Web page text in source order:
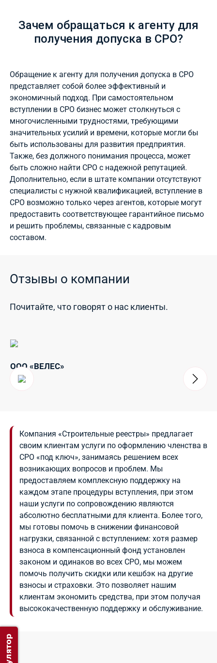
Зачем обращаться к агенту для
получения допуска в СРО?
Обращение к агенту для получения допуска в СРО
представляет собой более эффективный и
экономичный подход. При самостоятельном
вступлении в СРО бизнес может столкнуться с
многочисленными трудностями, требующими
значительных усилий и времени, которые могли бы
быть использованы для развития предприятия.
Также, без должного понимания процесса, может
быть сложно найти СРО с надежной репутацией.
Дополнительно, если в штате компании отсутствуют
специалисты с нужной квалификацией, вступление в
СРО возможно только через агентов, которые могут
предоставить соответствующее гарантийное письмо
и решить проблемы, связанные с кадровым
составом.
Отзывы о компании
Почитайте, что говорят о нас клиенты.
ООО «ВЕЛЕС»
Компания «Строительные реестры» предлагает
своим клиентам услуги по оформлению членства в
СРО «под ключ», занимаясь решением всех
возникающих вопросов и проблем. Мы
предоставляем комплексную поддержку на
каждом этапе процедуры вступления, при этом
наши услуги по сопровождению являются
абсолютно бесплатными для клиента. Более того,
мы готовы помочь в снижении финансовой
нагрузки, связанной с вступлением: хотя размер
взноса в компенсационный фонд установлен
законом и одинаков во всех СРО, мы можем
помочь получить скидки или кешбэк на другие
взносы и страховки. Это позволяет нашим
клиентам экономить средства, при этом получая
высококачественную поддержку и обслуживание.